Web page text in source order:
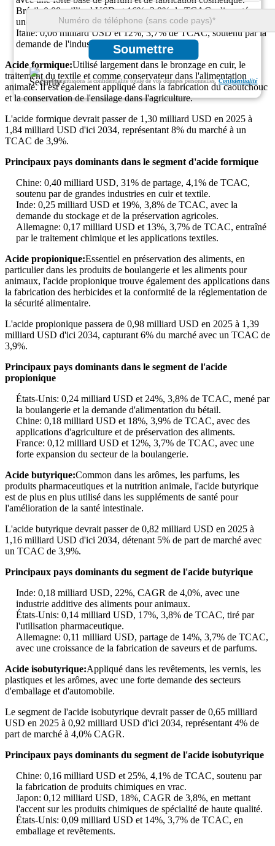
Soumettre
Nous garantissons la confidentialité totale de vos données personnelles.Confidentialité
Brésil: 0,08 milliard USD et 16%, 3,9% de TCAC, alimenté par
une production additive d'alimentation animale à grande échelle.
Italie: 0,06 milliard USD et 12%, 3,7% de TCAC, soutenu par la
demande de l'industrie des arômes alimentaires.
Acide formique:Utilisé largement dans le bronzage en cuir, le
traitement du textile et comme conservateur dans l'alimentation
animale. Il est également appliqué dans la fabrication du caoutchouc
et la conservation de l'ensilage dans l'agriculture.
L'acide formique devrait passer de 1,30 milliard USD en 2025 à
1,84 milliard USD d'ici 2034, représentant 8% du marché à un
TCAC de 3,9%.
Principaux pays dominants dans le segment d'acide formique
Chine: 0,40 milliard USD, 31% de partage, 4,1% de TCAC,
soutenu par de grandes industries en cuir et textile.
Inde: 0,25 milliard USD et 19%, 3,8% de TCAC, avec la
demande du stockage et de la préservation agricoles.
Allemagne: 0,17 milliard USD et 13%, 3,7% de TCAC, entraîné
par le traitement chimique et les applications textiles.
Acide propionique:Essentiel en préservation des aliments, en
particulier dans les produits de boulangerie et les aliments pour
animaux, l'acide propionique trouve également des applications dans
la fabrication des herbicides et la conformité de la réglementation de
la sécurité alimentaire.
L'acide propionique passera de 0,98 milliard USD en 2025 à 1,39
milliard USD d'ici 2034, capturant 6% du marché avec un TCAC de
3,9%.
Principaux pays dominants dans le segment de l'acide
propionique
États-Unis: 0,24 milliard USD et 24%, 3,8% de TCAC, mené par
la boulangerie et la demande d'alimentation du bétail.
Chine: 0,18 milliard USD et 18%, 3,9% de TCAC, avec des
applications d'agriculture et de préservation des aliments.
France: 0,12 milliard USD et 12%, 3,7% de TCAC, avec une
forte expansion du secteur de la boulangerie.
Acide butyrique:Common dans les arômes, les parfums, les
produits pharmaceutiques et la nutrition animale, l'acide butyrique
est de plus en plus utilisé dans les suppléments de santé pour
l'amélioration de la santé intestinale.
L'acide butyrique devrait passer de 0,82 milliard USD en 2025 à
1,16 milliard USD d'ici 2034, détenant 5% de part de marché avec
un TCAC de 3,9%.
Principaux pays dominants du segment de l'acide butyrique
Inde: 0,18 milliard USD, 22%, CAGR de 4,0%, avec une
industrie additive des aliments pour animaux.
États-Unis: 0,14 milliard USD, 17%, 3,8% de TCAC, tiré par
l'utilisation pharmaceutique.
Allemagne: 0,11 milliard USD, partage de 14%, 3,7% de TCAC,
avec une croissance de la fabrication de saveurs et de parfums.
Acide isobutyrique:Appliqué dans les revêtements, les vernis, les
plastiques et les arômes, avec une forte demande des secteurs
d'emballage et d'automobile.
Le segment de l'acide isobutyrique devrait passer de 0,65 milliard
USD en 2025 à 0,92 milliard USD d'ici 2034, représentant 4% de
part de marché à 4,0% CAGR.
Principaux pays dominants du segment de l'acide isobutyrique
Chine: 0,16 milliard USD et 25%, 4,1% de TCAC, soutenu par
la fabrication de produits chimiques en vrac.
Japon: 0,12 milliard USD, 18%, CAGR de 3,8%, en mettant
l'accent sur les produits chimiques de spécialité de haute qualité.
États-Unis: 0,09 milliard USD et 14%, 3,7% de TCAC, en
emballage et revêtements.